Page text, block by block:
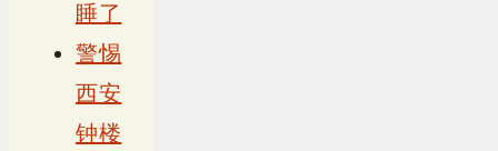
睡了
警惕
西安
钟楼